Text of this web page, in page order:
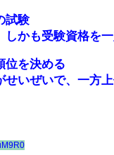
試験
かも受験資格を
を決める
いぜいで、一方